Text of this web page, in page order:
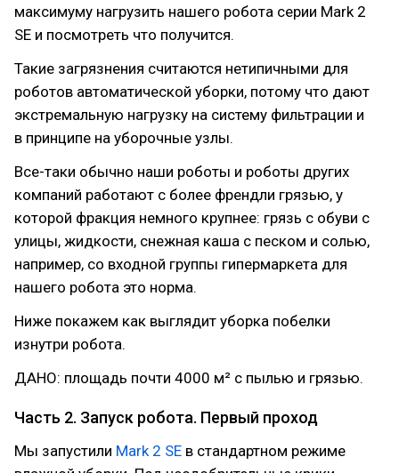
максимуму нагрузить нашего робота серии Mark 2
SE и посмотреть что получится.
Такие загрязнения считаются нетипичными для
роботов автоматической уборки, потому что дают
экстремальную нагрузку на систему фильтрации и
в принципе на уборочные узлы.
Все-таки обычно наши роботы и роботы других
компаний работают с более френдли грязью, у
которой фракция немного крупнее: грязь с обуви с
улицы, жидкости, снежная каша с песком и солью,
например, со входной группы гипермаркета для
нашего робота это норма.
Ниже покажем как выглядит уборка побелки
изнутри робота.
ДАНО: площадь почти 4000 м² с пылью и грязью.
Часть 2. Запуск робота. Первый проход
Мы запустили Mark 2 SE в стандартном режиме